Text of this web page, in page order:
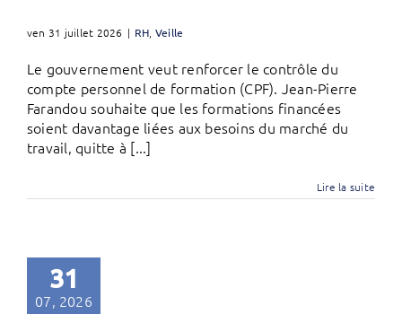
ven 31 juillet 2026 | RH, Veille
Le gouvernement veut renforcer le contrôle du
compte personnel de formation (CPF). Jean-Pierre
Farandou souhaite que les formations financées
soient davantage liées aux besoins du marché du
travail, quitte à [...]
Lire la suite
31
07, 2026